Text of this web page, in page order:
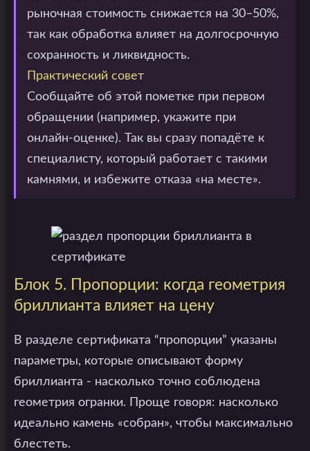
рыночная стоимость снижается на 30–50%,
так как обработка влияет на долгосрочную
сохранность и ликвидность.
Практический совет
Сообщайте об этой пометке при первом
обращении (например, укажите при
онлайн-оценке). Так вы сразу попадёте к
специалисту, который работает с такими
камнями, и избежите отказа «на месте».
Блок 5. Пропорции: когда геометрия
бриллианта влияет на цену
В разделе сертификата “пропорции” указаны
параметры, которые описывают форму
бриллианта - насколько точно соблюдена
геометрия огранки. Проще говоря: насколько
идеально камень «собран», чтобы максимально
блестеть.